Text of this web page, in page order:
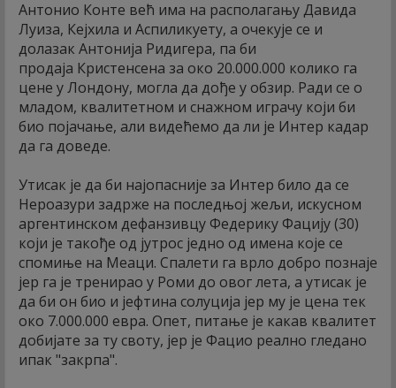
Антонио Конте већ има на располагању Давида
Луиза, Кејхила и Аспиликуету, а очекује се и
долазак Антонија Ридигера, па би
продаја Кристенсена за око 20.000.000 колико га
цене у Лондону, могла да дође у обзир. Ради се о
младом, квалитетном и снажном играчу који би
био појачање, али видећемо да ли је Интер кадар
да га доведе.
Утисак је да би најопасније за Интер било да се
Нероазури задрже на последњој жељи, искусном
аргентинском дефанзивцу Федерику Фацију (30)
који је такође од јутрос једно од имена које се
спомиње на Меаци. Спалети га врло добро познаје
јер га је тренирао у Роми до овог лета, а утисак је
да би он био и јефтина солуција јер му је цена тек
око 7.000.000 евра. Опет, питање је какав квалитет
добијате за ту своту, јер је Фацио реално гледано
ипак "закрпа".